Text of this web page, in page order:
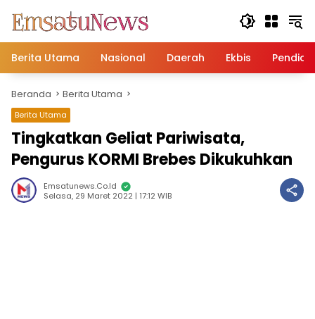
konten
Berita Utama
Nasional Daerah Ekbis
Beranda Berita Utama
Berita Utama
Tingkatkan Geliat Pariwisata,
Pengurus KORMI Brebes Dikukuhkan
Emsatunews.co.id
Selasa, 29 Maret 2022 | 17:12 WIB